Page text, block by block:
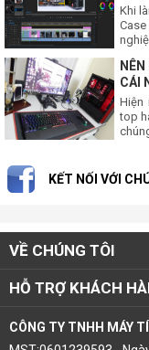
Khi
đối
CÁI
Hiện
top
KẾT NỐI VỚI
VỀ CHÚNG TÔI
HỖ TRỢ KHÁCH
CÔNG TY TNHH MÁY